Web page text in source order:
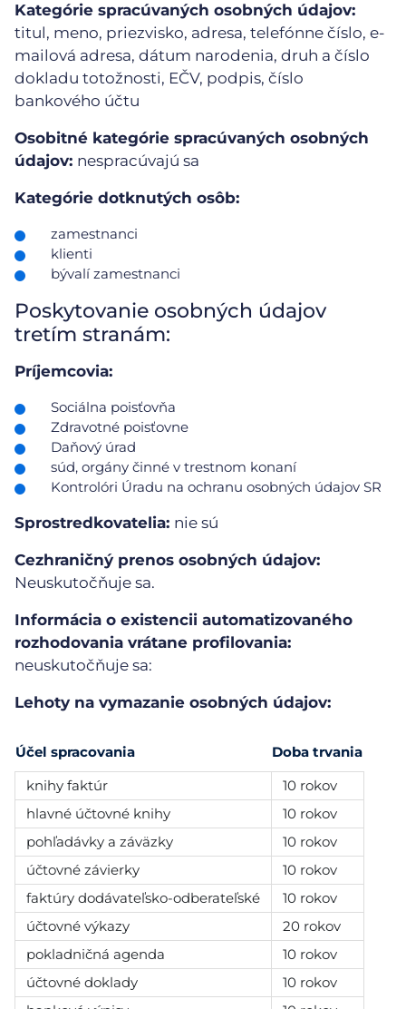
Kategórie spracúvaných osobných údajov:
titul, meno, priezvisko, adresa, telefónne číslo, e-
mailová adresa, dátum narodenia, druh a číslo
dokladu totožnosti, EČV, podpis, číslo
bankového účtu
Osobitné kategórie spracúvaných osobných
údajov: nespracúvajú sa
Kategórie dotknutých osôb:
zamestnanci
klienti
bývalí zamestnanci
Poskytovanie osobných údajov
tretím stranám:
Príjemcovia:
Sociálna poisťovňa
Zdravotné poisťovne
Daňový úrad
súd, orgány činné v trestnom konaní
Kontrolóri Úradu na ochranu osobných údajov SR
Sprostredkovatelia: nie sú
Cezhraničný prenos osobných údajov:
Neuskutočňuje sa.
Informácia o existencii automatizovaného
rozhodovania vrátane profilovania:
neuskutočňuje sa:
Lehoty na vymazanie osobných údajov:
Účel spracovania
Doba trvania
knihy faktúr
10 rokov
hlavné účtovné knihy
10 rokov
pohľadávky a záväzky
10 rokov
účtovné závierky
10 rokov
faktúry dodávateľsko-odberateľské
10 rokov
účtovné výkazy
20 rokov
pokladničná agenda
10 rokov
účtovné doklady
10 rokov